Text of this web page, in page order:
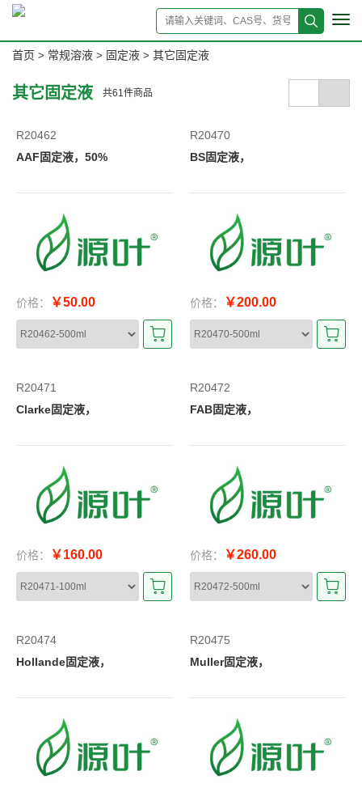
首页 > 常规溶液 > 固定液 > 其它固定液
其它固定液 共61 件商品
R20462
AAF固定液，50%
价格： ￥50.00
R20470
BS固定液，
价格： ￥200.00
R20471
Clarke固定液，
价格： ￥160.00
R20472
FAB固定液，
价格： ￥260.00
R20474
Hollande固定液，
R20475
Muller固定液，